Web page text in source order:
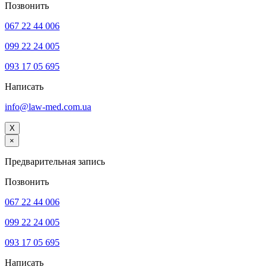
Позвонить
067 22 44 006
099 22 24 005
093 17 05 695
Написать
info@law-med.com.ua
X
×
Предварительная запись
Позвонить
067 22 44 006
099 22 24 005
093 17 05 695
Написать